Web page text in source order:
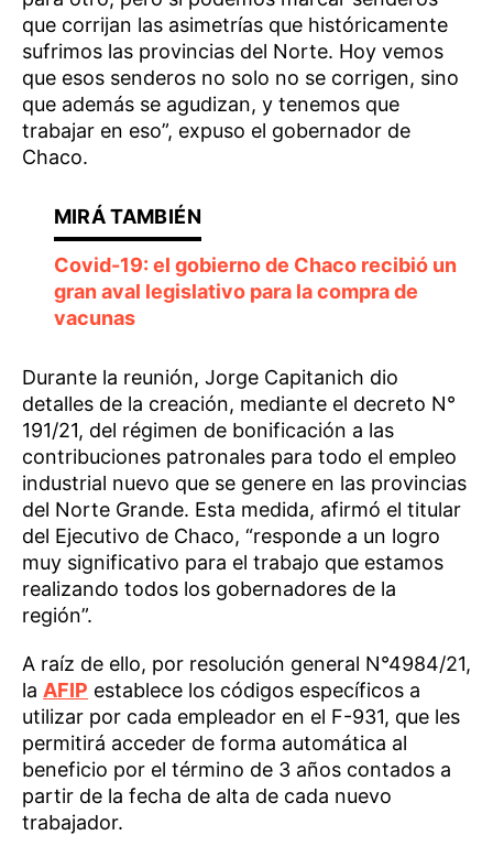
que corrijan las asimetrías que históricamente
sufrimos las provincias del Norte. Hoy vemos
que esos senderos no solo no se corrigen, sino
que además se agudizan, y tenemos que
trabajar en eso”, expuso el gobernador de
Chaco.
Covid-19: el gobierno de Chaco recibió un
gran aval legislativo para la compra de
vacunas
Durante la reunión, Jorge Capitanich dio
detalles de la creación, mediante el decreto N°
191/21, del régimen de bonificación a las
contribuciones patronales para todo el empleo
industrial nuevo que se genere en las provincias
del Norte Grande. Esta medida, afirmó el titular
del Ejecutivo de Chaco, “responde a un logro
muy significativo para el trabajo que estamos
realizando todos los gobernadores de la
región”.
A raíz de ello, por resolución general N°4984/21,
la AFIP establece los códigos específicos a
utilizar por cada empleador en el F-931, que les
permitirá acceder de forma automática al
beneficio por el término de 3 años contados a
partir de la fecha de alta de cada nuevo
trabajador.